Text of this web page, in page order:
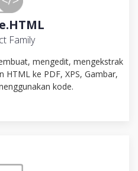
Family
mengedit, mengekstrak
ke PDF, XPS, Gambar,
kode.